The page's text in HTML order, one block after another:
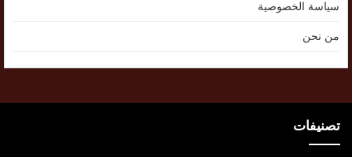
سياسة الخصوصية
من نحن
تصنيفات